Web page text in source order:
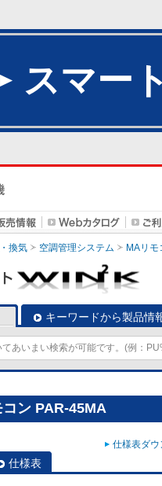
スマー
換気 空調管理システム MAリモ
キーワードから製品情
ン PAR-45MA
仕様表ダ
仕様表